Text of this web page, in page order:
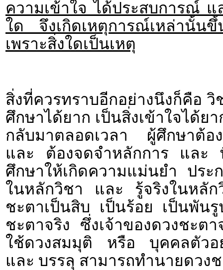
ความเข้าใจ ได้ประสบการณ์ แ
ใด จึงเกิดเหตุการณ์เหล่านั้นขึ้
เพราะสิ่งใดเป็นเหตุ
สิ่งที่ควรทราบอีกอย่างนึงก็คือ
ศึกษาได้ยาก เป็นสิ่งเข้าใจได้
กลับมาตลอดเวลา ผู้ศึกษาต้อ
และ ต้องจดจำหลักการ และ
ศึกษาให้เกิดความแม่นยำ ประ
ในหลักวิชา และ รู้จริงในหลัก
ชะตาเป็นสิบ เป็นร้อย เป็นพัน
ชะตาจริง ซึ่งเจ้าของดวงชะต
ใช้ดวงสมมุติ หรือ บุคคลตัวอ
และ บรรลุ สามารถทำนายดวง